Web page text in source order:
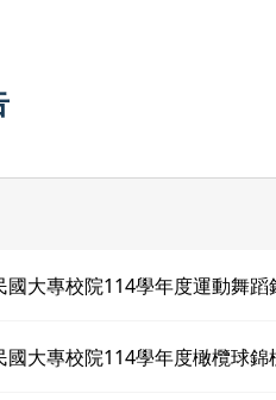
國大專校院114學年度運動舞蹈
國大專校院114學年度橄欖球錦